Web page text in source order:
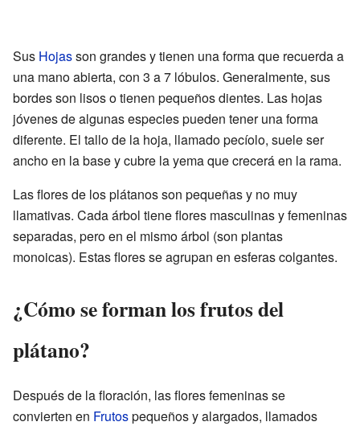
Sus Hojasson grandes y tienen una forma que recuerda a
una mano abierta, con 3 a 7 lóbulos. Generalmente, sus
bordes son lisos o tienen pequeños dientes. Las hojas
jóvenes de algunas especies pueden tener una forma
diferente. El tallo de la hoja, llamado pecíolo, suele ser
ancho en la base y cubre la yema que crecerá en la rama.
Las flores de los plátanos son pequeñas y no muy
llamativas. Cada árbol tiene flores masculinas y femeninas
separadas, pero en el mismo árbol (son plantas
monoicas). Estas flores se agrupan en esferas colgantes.
¿Cómo se forman los frutos del
plátano?
Después de la floración, las flores femeninas se
convierten en Frutospequeños y alargados, llamados